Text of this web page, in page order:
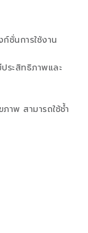
ชั่นการใช้งาน
ระสิทธิภาพและ
พ สามารถใช้ช้ำ